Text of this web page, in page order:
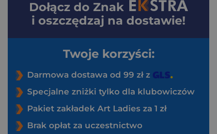
Dołącz do Znak
i oszczędzaj na dostawie!
Twoje korzyści:
Darmowa dostawa od 99 zł z
Specjalne zniżki tylko dla klubowiczów
Pakiet zakładek Art Ladies za 1 zł
Brak opłat za uczestnictwo